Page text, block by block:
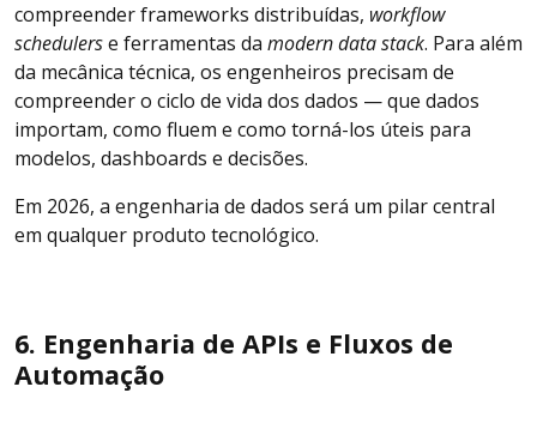
compreender frameworks distribuídas, workflow
schedulerse ferramentas da modern data stack. Para além
da mecânica técnica, os engenheiros precisam de
compreender o ciclo de vida dos dados — que dados
importam, como fluem e como torná-los úteis para
modelos, dashboards e decisões.
Em 2026, a engenharia de dados será um pilar central
em qualquer produto tecnológico.
6. Engenharia de APIs e Fluxos de
Automação